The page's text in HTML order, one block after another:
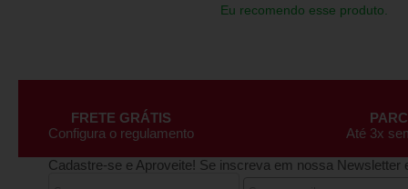
Eu recomendo esse produto.
FRETE GRÁTIS
Configura o regulamento
Até 3x
Cadastre-se e Aproveite! Se inscreva em nossa Newsletter